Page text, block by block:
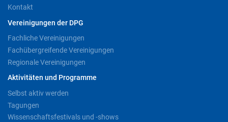
Kontakt
Vereinigungen der DPG
Fachliche Vereinigungen
Fachübergreifende Vereinigungen
Regionale Vereinigungen
Aktivitäten und Programme
Selbst aktiv werden
Tagungen
Wissenschaftsfestivals und -shows